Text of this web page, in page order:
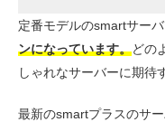
定番モデルのsmartサーバ
ンになっています。どの
しゃれなサーバーに期待
最新のsmartプラスのサ